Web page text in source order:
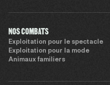
NOS COMBATS
Exploitation pour le spectacle
Exploitation pour la mode
Animaux familiers